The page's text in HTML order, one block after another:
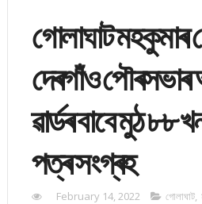
গোলাঘাট
দেৰগাঁও পৌৰসভাৰ
ৱাৰ্ডৰ বাবে মুঠ ৮৮
পত্ৰ সংগ্ৰহ
February 14, 2022 গোলাঘাট,